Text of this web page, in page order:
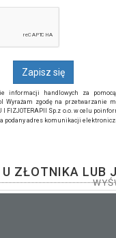
informacji handlowych za
zgodę na przetwarzanie
I FIZJOTERAPII Sp.z o.o. w celu
podany adres komunikacji
ZŁOTNIKA LUB